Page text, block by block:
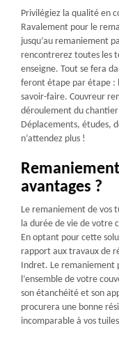
Privilégiez la qualité en
Ravalement pour le
jusqu’au remaniement
rencontrerez toutes les
enseigne. Tout se fera
feront étape par étape :
savoir-faire. Couvreur
déroulement du chantier
Déplacements, études,
n’attendez plus !
avantages ?
Le remaniement de vos
la durée de vie de votre
En optant pour cette
rapport aux travaux de
Indret. Le remaniement
l’ensemble de votre
son étanchéité et son
procurera une bonne
incomparable à vos